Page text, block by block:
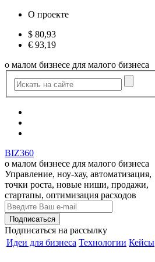
О проекте
$ 80,93
€ 93,19
о малом бизнесе для малого бизнеса
BIZ360
о малом бизнесе для малого бизнеса
Управление, ноу-хау, автоматизация,
точки роста, новые ниши, продажи,
стартапы, оптимизация расходов
Подписаться на рассылку
Идеи для бизнеса Технологии Кейсы